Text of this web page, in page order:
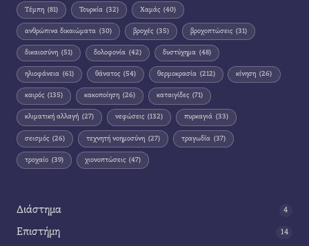
Τέμπη (81) Τουρκία (32) Χαμάς (40)
ανθρώπινα δικαιώματα (30) βροχές (35) βροχοπτώσεις (31)
δικαιοσύνη (51) δολοφονία (42) δυστύχημα (48)
ηλιοφάνεια (61) θάνατος (54) θερμοκρασία (212) κίνηση (26)
καιρός (135) κακοποίηση (26) καταιγίδες (71)
κλιματική αλλαγή (27) νεφώσεις (132) πυρκαγιά (33)
σεισμός (26) τεχνητή νοημοσύνη (27) τραγωδία (37)
τροχαίο (39) χιονοπτώσεις (47)
Διάστημα 4
Επιστήμη 14